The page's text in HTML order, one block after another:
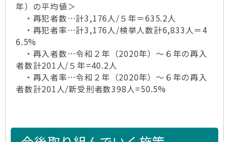
年）の平均値＞
・再犯者数…計3,176人/５年＝635.2人
・再犯者率…計3,176人/検挙人数計6,833人＝4
6.5%
・再入者数…令和２年（2020年）～６年の再入
者数計201人/５年=40.2人
・再入者率…令和２年（2020年）～６年の再入
者数計201人/新受刑者数398人=50.5%